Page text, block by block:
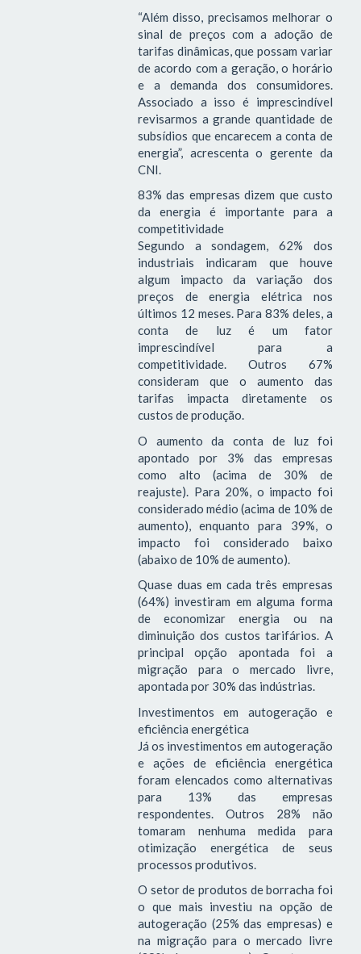
“Além disso, precisamos melhorar o
sinal de preços com a adoção de
tarifas dinâmicas, que possam variar
de acordo com a geração, o horário
e a demanda dos consumidores.
Associado a isso é imprescindível
revisarmos a grande quantidade de
subsídios que encarecem a conta de
energia”, acrescenta o gerente da
CNI.
83% das empresas dizem que custo
da energia é importante para a
competitividade
Segundo a sondagem, 62% dos
industriais indicaram que houve
algum impacto da variação dos
preços de energia elétrica nos
últimos 12 meses. Para 83% deles, a
conta de luz é um fator
imprescindível para a
competitividade. Outros 67%
consideram que o aumento das
tarifas impacta diretamente os
custos de produção.
O aumento da conta de luz foi
apontado por 3% das empresas
como alto (acima de 30% de
reajuste). Para 20%, o impacto foi
considerado médio (acima de 10% de
aumento), enquanto para 39%, o
impacto foi considerado baixo
(abaixo de 10% de aumento).
Quase duas em cada três empresas
(64%) investiram em alguma forma
de economizar energia ou na
diminuição dos custos tarifários. A
principal opção apontada foi a
migração para o mercado livre,
apontada por 30% das indústrias.
Investimentos em autogeração e
eficiência energética
Já os investimentos em autogeração
e ações de eficiência energética
foram elencados como alternativas
para 13% das empresas
respondentes. Outros 28% não
tomaram nenhuma medida para
otimização energética de seus
processos produtivos.
O setor de produtos de borracha foi
o que mais investiu na opção de
autogeração (25% das empresas) e
na migração para o mercado livre